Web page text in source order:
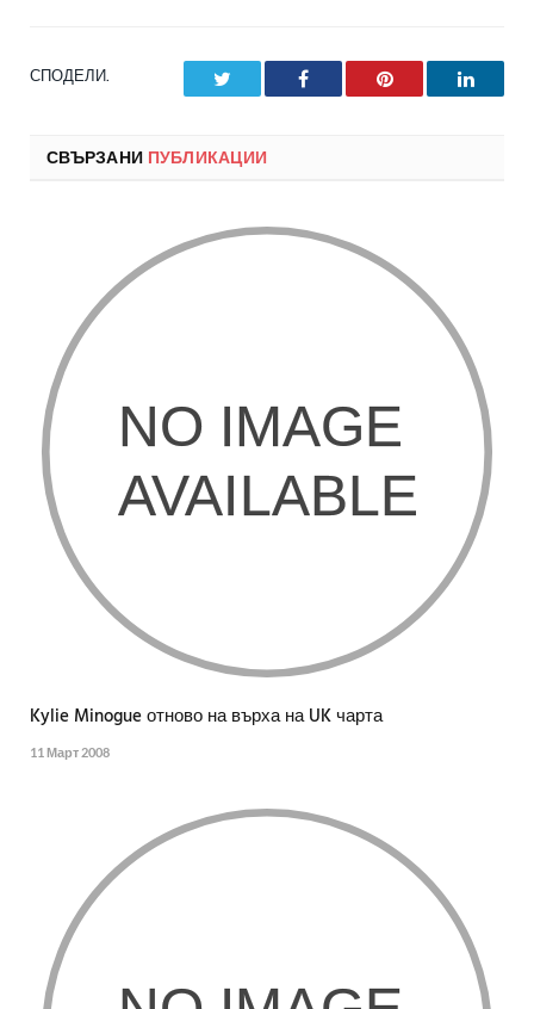
СПОДЕЛИ. Facebook Pinterest
СВЪРЗАНИ ПУБЛИКАЦИИ
Kylie Minogue отново на върха на UK чарта
11 Март 2008